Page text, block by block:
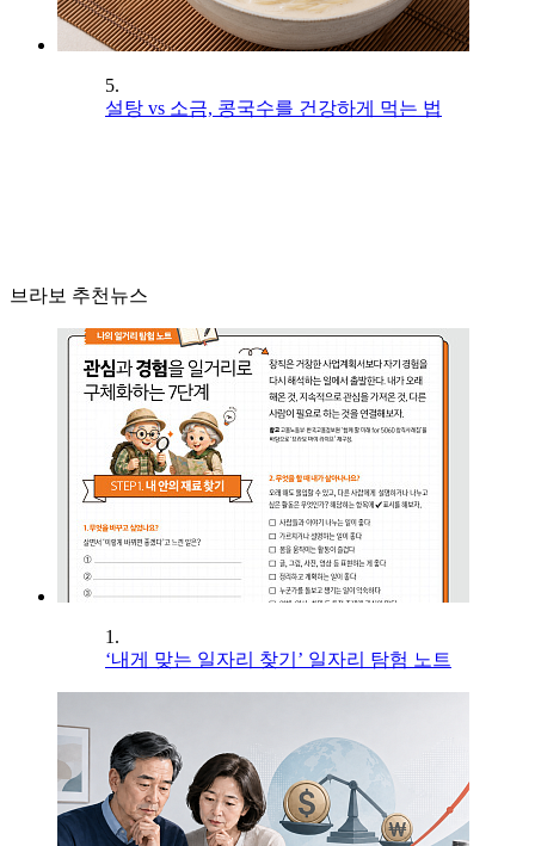
5.
설탕 vs 소금, 콩국수를 건강하게 먹는 법
브라보 추천뉴스
1.
‘내게 맞는 일자리 찾기’ 일자리 탐험 노트